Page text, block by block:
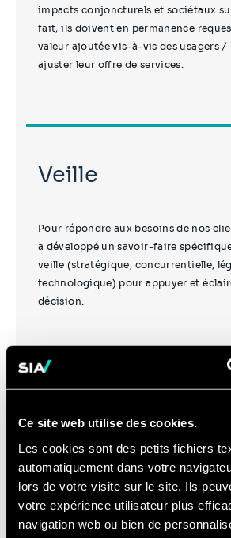
Ce site web utilise des cookies.
Les cookies sont des petits fichiers
automatiquement dans votre
lors de votre visite sur le site. Ils
votre expérience utilisateur plus
navigation web ou bien de
impacts conjoncturels et sociétaux
fait, ils doivent en permanence
valeur ajoutée vis-à-vis des usagers
ajuster leur offre de services.
Veille
Pour répondre aux besoins de nos
a développé un savoir-faire
veille (stratégique, concurrentielle,
technologique) pour appuyer et
décision.
Élaboration d'un projet
d'administration
d'entreprise
Sia Partners accompagne les acteurs